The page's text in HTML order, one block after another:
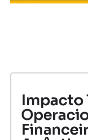
Impacto